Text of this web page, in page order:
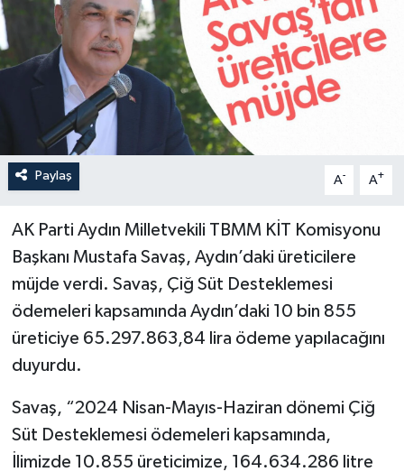
Paylaş A- A+
AK Parti Aydın Milletvekili TBMM KİT Komisyonu
Başkanı Mustafa Savaş, Aydın’daki üreticilere
müjde verdi. Savaş, Çiğ Süt Desteklemesi
ödemeleri kapsamında Aydın’daki 10 bin 855
üreticiye 65.297.863,84 lira ödeme yapılacağını
duyurdu.
Savaş, “2024 Nisan-Mayıs-Haziran dönemi Çiğ
Süt Desteklemesi ödemeleri kapsamında,
İlimizde 10.855 üreticimize, 164.634.286 litre